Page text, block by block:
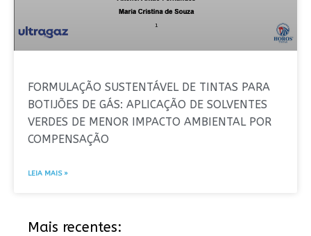
FORMULAÇÃO SUSTENTÁVEL DE TINTAS PARA
BOTIJÕES DE GÁS: APLICAÇÃO DE SOLVENTES
VERDES DE MENOR IMPACTO AMBIENTAL POR
COMPENSAÇÃO
LEIA MAIS »
Mais recentes: